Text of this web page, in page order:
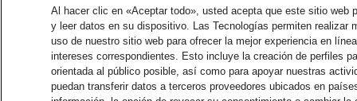
Al hacer clic en «Aceptar todo», usted acepta que este sitio
y leer datos en su dispositivo. Las Tecnologías permiten
uso de nuestro sitio web para ofrecer la mejor experiencia en
intereses correspondientes. Esto incluye la creación de perfiles
orientada al público posible, así como para apoyar nuestras
puedan transferir datos a terceros proveedores ubicados en